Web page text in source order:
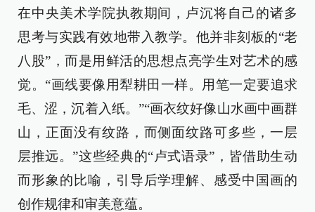
在中央美术学院执教期间，卢沉将自己的诸多
思考与实践有效地带入教学。他并非刻板的“老
八股”，而是用鲜活的思想点亮学生对艺术的感
觉。“画线要像用犁耕田一样。用笔一定要追求
毛、涩，沉着入纸。”“画衣纹好像山水画中画群
山，正面没有纹路，而侧面纹路可多些，一层
层推远。”这些经典的“卢式语录”，皆借助生动
而形象的比喻，引导后学理解、感受中国画的
创作规律和审美意蕴。